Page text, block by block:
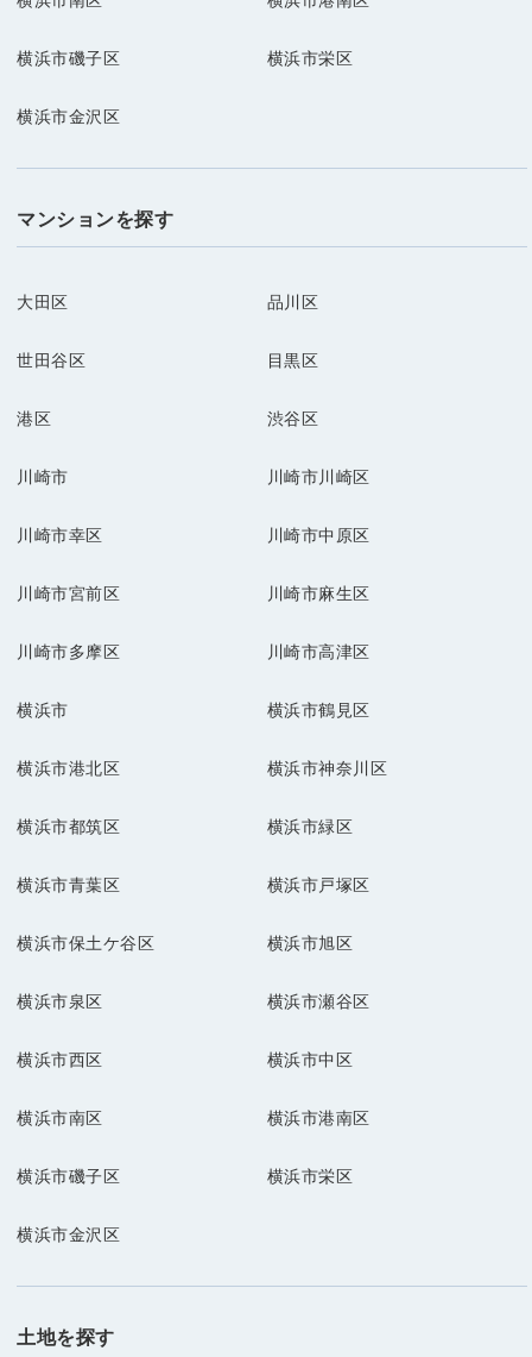
横浜市磯子区 横浜市栄区
横浜市金沢区
マンションを探す
大田区 品川区
世田谷区 目黒区
港区 渋谷区
川崎市 川崎市川崎区
川崎市幸区 川崎市中原区
川崎市宮前区 川崎市麻生区
川崎市多摩区 川崎市高津区
横浜市 横浜市鶴見区
横浜市港北区 横浜市神奈川区
横浜市都筑区 横浜市緑区
横浜市青葉区 横浜市戸塚区
横浜市保土ケ谷区 横浜市旭区
横浜市泉区 横浜市瀬谷区
横浜市西区 横浜市中区
横浜市南区 横浜市港南区
横浜市磯子区 横浜市栄区
横浜市金沢区
土地を探す